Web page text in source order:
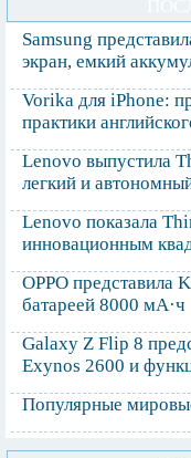
Samsung
экран, емкий
Vorika для iPhone:
практики
Lenovo выпустила
легкий и
Lenovo показала
инновационным
OPPO представила
батареей 8000 мА·ч
Galaxy Z Flip 8
Exynos 2600 и
Популярные